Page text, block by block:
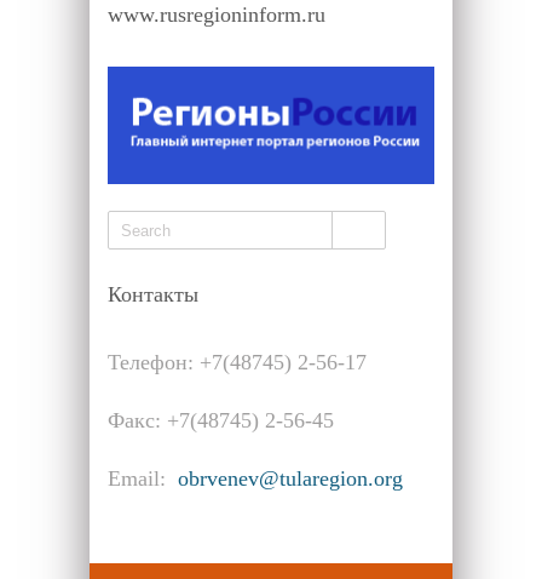
www.rusregioninform.ru
Контакты
Телефон: +7(48745) 2-56-17
Факс: +7(48745) 2-56-45
Email: obrvenev@tularegion.org